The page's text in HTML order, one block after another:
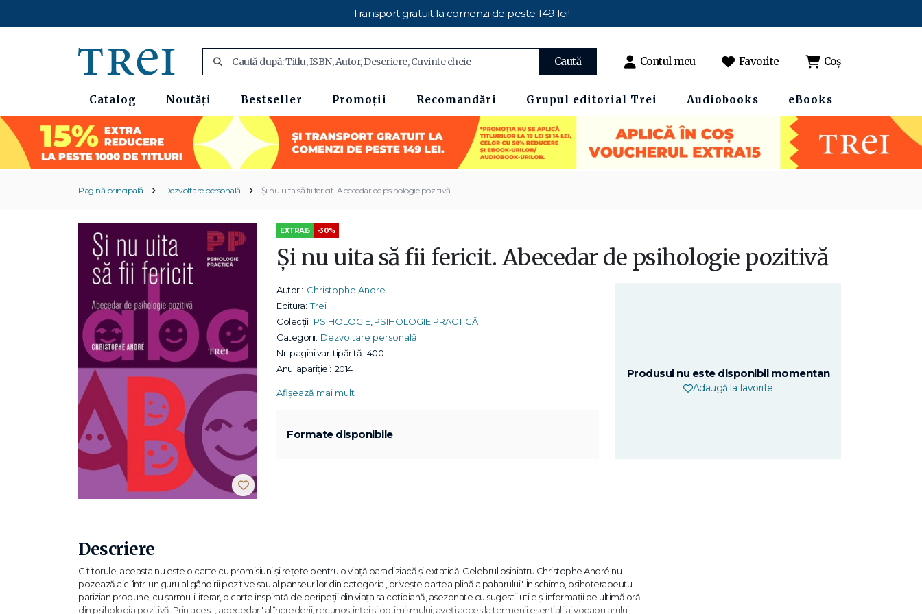
Transport gratuit la comenzi de peste 149 lei!
Caută Contul meu Favorite Coș
Catalog Noutăți Bestseller Promoții Recomandări Grupul editorial Trei Audiobooks eBooks
Pagină principală Dezvoltare personală Şi nu uita să fii fericit. Abecedar de psihologie pozitivă
EXTRA15 -30%
Şi nu uita să fii fericit. Abecedar de psihologie pozitivă
Autor : Christophe Andre
Editura: Trei
Colecții: PSIHOLOGIE, PSIHOLOGIE PRACTICĂ
Categorii: Dezvoltare personală
Nr. pagini var. tipărită: 400
Anul apariției: 2014
Afișează mai mult
Formate disponibile
Produsul nu este disponibil momentan
Adaugă la favorite
Descriere
Cititorule, aceasta nu este o carte cu promisiuni şi reţete pentru o viaţă paradiziacă şi extatică. Celebrul psihiatru Christophe André nu
pozează aici într-un guru al gândirii pozitive sau al panseurilor din categoria „priveşte partea plină a paharului". În schimb, psihoterapeutul
parizian propune, cu şarmu-i literar, o carte inspirată de peripeţii din viaţa sa cotidiană, asezonate cu sugestii utile şi informaţii de ultimă oră
din psihologia pozitivă. Prin acest „abecedar" al încrederii, recunoştinţei şi optimismului, aveţi acces la termenii esenţiali ai vocabularului